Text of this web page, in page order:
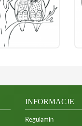
INFORMACJE
Regulamin